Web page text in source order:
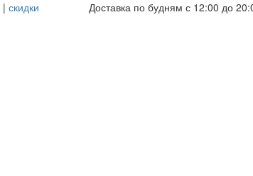
|скидки
Доставка по будням с 12:00 до